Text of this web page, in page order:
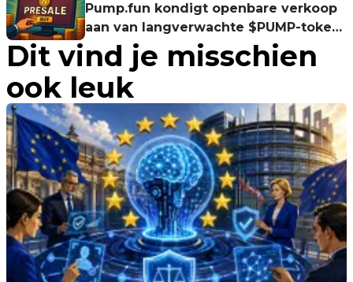
Pump.fun kondigt openbare verkoop
aan van langverwachte $PUMP-token:
Start 12 juli op Solana!
Dit vind je misschien
ook leuk